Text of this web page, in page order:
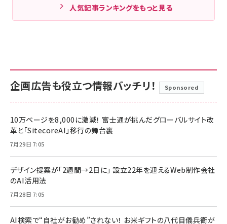
人気記事ランキングをもっと見る
企画広告も役立つ情報バッチリ！ Sponsored
10万ページを8,000に激減！ 富士通が挑んだグローバルサイト改
革と「SitecoreAI」移行の舞台裏
7月29日 7:05
デザイン提案が「2週間→2日に」 設立22年を迎えるWeb制作会社
のAI活用法
7月28日 7:05
AI検索で“自社がお勧め”されない！ お米ギフトの八代目儀兵衛が